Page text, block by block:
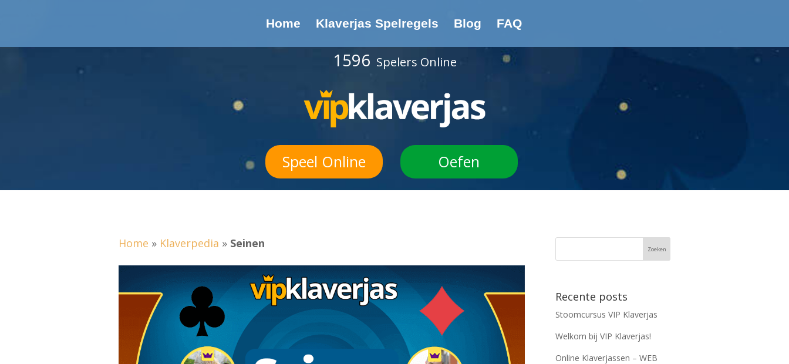
Home Klaverjas Spelregels Blog FAQ
1596 Spelers Online
Speel Online Oefen
Home » Klaverpedia » Seinen
Recente posts
Stoomcursus VIP Klaverjas
Welkom bij VIP Klaverjas!
Online Klaverjassen – WEB